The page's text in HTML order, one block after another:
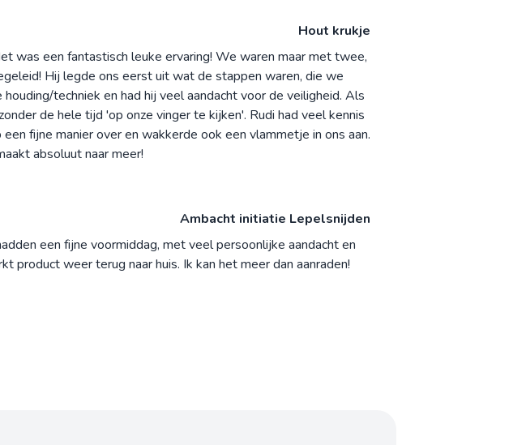
Hout krukje
was een fantastisch leuke ervaring! We waren maar met twee,
Hij legde ons eerst uit wat de stappen waren, die we
techniek en had hij veel aandacht voor de veiligheid. Als
de hele tijd 'op onze vinger te kijken'. Rudi had veel kennis
fijne manier over en wakkerde ook een vlammetje in ons aan.
absoluut naar meer!
Ambacht initiatie Lepelsnijden
een fijne voormiddag, met veel persoonlijke aandacht en
weer terug naar huis. Ik kan het meer dan aanraden!